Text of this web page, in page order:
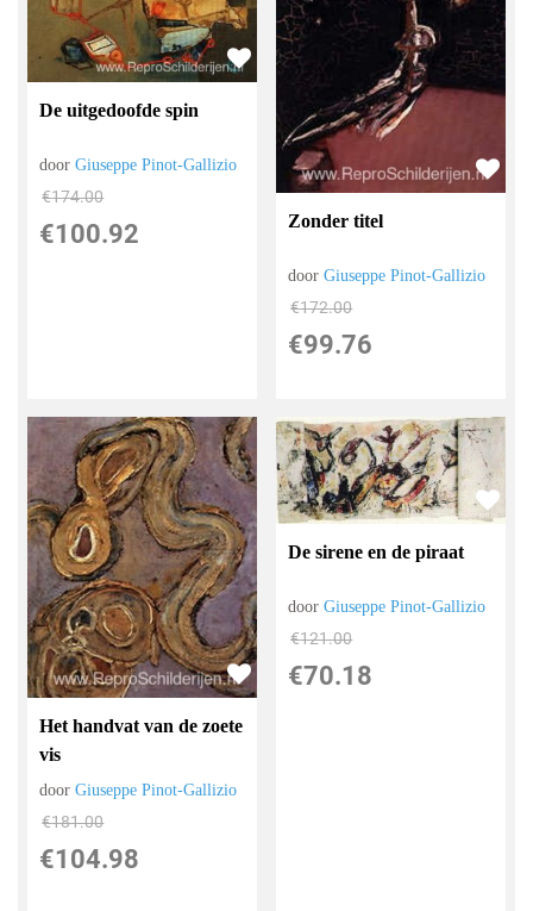
De uitgedoofde spin
doorGiuseppe Pinot-Gallizio
€174.00
€100.92 Zonder titel
doorGiuseppe Pinot-Gallizio
€172.00
€99.76
Het handvat van de zoete
vis
doorGiuseppe Pinot-Gallizio
€181.00
€104.98
De sirene en de piraat
doorGiuseppe Pinot-Gallizio
€121.00
€70.18